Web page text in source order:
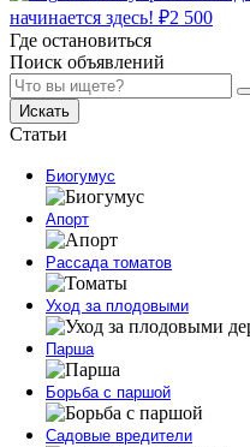
начинается здесь! ₽2 500
Где остановиться
Поиск объявлений
Искать
Статьи
Биогумус
Апорт
Рассада томатов
Уход за плодовыми
Парша
Борьба с паршой
Садовые вредители